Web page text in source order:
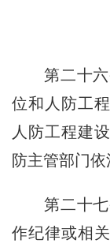
第二十六
位和人防工
人防工程建
防主管部门依
第二十七
作纪律或相